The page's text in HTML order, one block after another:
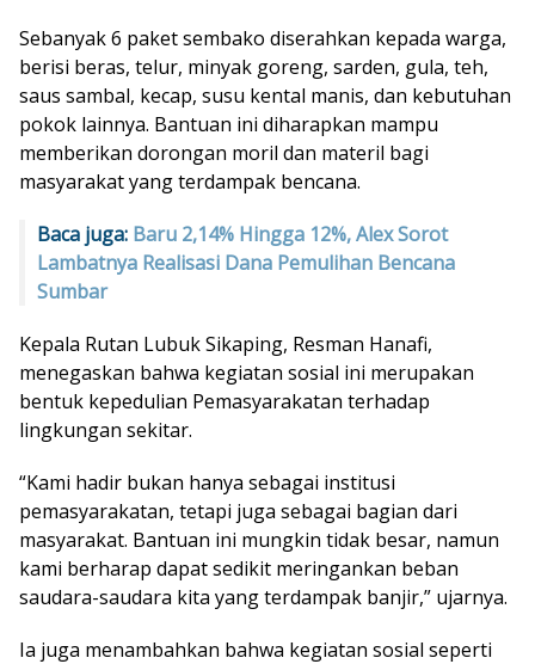
Sebanyak 6 paket sembako diserahkan kepada warga,
berisi beras, telur, minyak goreng, sarden, gula, teh,
saus sambal, kecap, susu kental manis, dan kebutuhan
pokok lainnya. Bantuan ini diharapkan mampu
memberikan dorongan moril dan materil bagi
masyarakat yang terdampak bencana.
Baca juga: Baru 2,14% Hingga 12%, Alex Sorot
Lambatnya Realisasi Dana Pemulihan Bencana
Sumbar
Kepala Rutan Lubuk Sikaping, Resman Hanafi,
menegaskan bahwa kegiatan sosial ini merupakan
bentuk kepedulian Pemasyarakatan terhadap
lingkungan sekitar.
“Kami hadir bukan hanya sebagai institusi
pemasyarakatan, tetapi juga sebagai bagian dari
masyarakat. Bantuan ini mungkin tidak besar, namun
kami berharap dapat sedikit meringankan beban
saudara-saudara kita yang terdampak banjir,” ujarnya.
Ia juga menambahkan bahwa kegiatan sosial seperti